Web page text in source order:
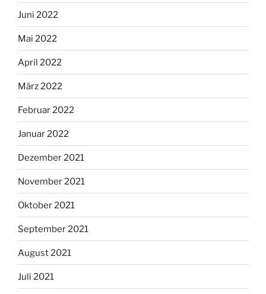
Juni 2022
Mai 2022
April 2022
März 2022
Februar 2022
Januar 2022
Dezember 2021
November 2021
Oktober 2021
September 2021
August 2021
Juli 2021